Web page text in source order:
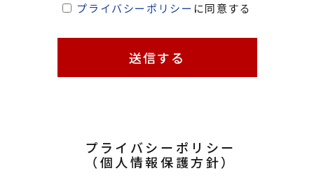
プライバシーポリシー に同意する
送信する
プライバシーポリシー
​​​​​​​（個人情報保護方針）